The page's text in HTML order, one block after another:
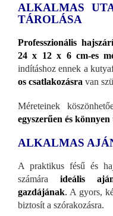
ALKALMAS
TÁROLÁSA
Professzionális
24 x 12 x 6 cm-es
indításhoz ennek a
os csatlakozásra van
Méreteinek
egyszerűen és
ALKALMAS
A praktikus fésű és
számára ideális
gazdájának. A gyors,
biztosít a szórakozásra.